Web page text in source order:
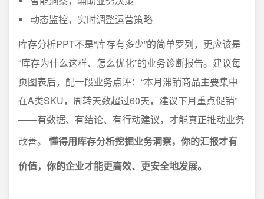
动态监控，实时调整运营策略
库存分析PPT不是“库存有多少”的简单罗列，更应该是
“库存为什么这样、怎么优化”的业务诊断报告。建议每
页图表后，配一段业务点评：“本月滞销商品主要集中
在A类SKU，周转天数超过60天，建议下月重点促销”
——有数据、有结论、有行动建议，才能真正推动业务
改善。 懂得用库存分析挖掘业务洞察，你的汇报才有
价值，你的企业才能更高效、更安全地发展。